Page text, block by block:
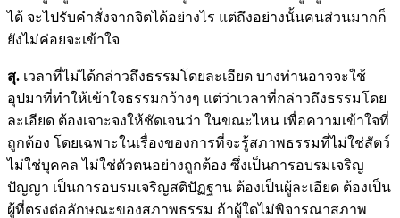
ได้ จะไปรับคำสั่งจากจิตได้อย่างไร แต่ถึงอย่างนั้นคนส่วนมากก็
ยังไม่ค่อยจะเข้าใจ
สุ. เวลาที่ไม่ได้กล่าวถึงธรรมโดยละเอียด บางท่านอาจจะใช้
อุปมาที่ทำให้เข้าใจธรรมกว้างๆ แต่ว่าเวลาที่กล่าวถึงธรรมโดย
ละเอียด ต้องเจาะจงให้ชัดเจนว่า ในขณะไหน เพื่อความเข้าใจที่
ถูกต้อง โดยเฉพาะในเรื่องของการที่จะรู้สภาพธรรมที่ไม่ใช่สัตว์
ไม่ใช่บุคคล ไม่ใช่ตัวตนอย่างถูกต้อง ซึ่งเป็นการอบรมเจริญ
ปัญญา เป็นการอบรมเจริญสติปัฏฐาน ต้องเป็นผู้ละเอียด ต้องเป็น
ผู้ที่ตรงต่อลักษณะของสภาพธรรม ถ้าผู้ใดไม่พิจารณาสภาพ